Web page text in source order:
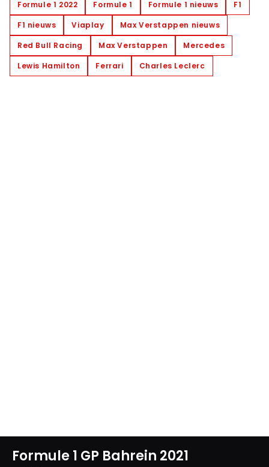
Formule 1 2022 Formule 1 Formule 1 nieuws
F1
F1 nieuws
Viaplay
Max Verstappen nieuws
Red Bull Racing
Max Verstappen
Mercedes
Lewis Hamilton
Ferrari Charles Leclerc
Formule 1 GP Bahrein 2021